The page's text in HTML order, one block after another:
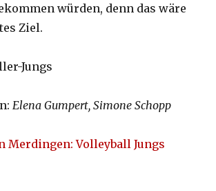
würden, denn das wäre
Ziel.
Jungs
Elena Gumpert, Simone Schopp